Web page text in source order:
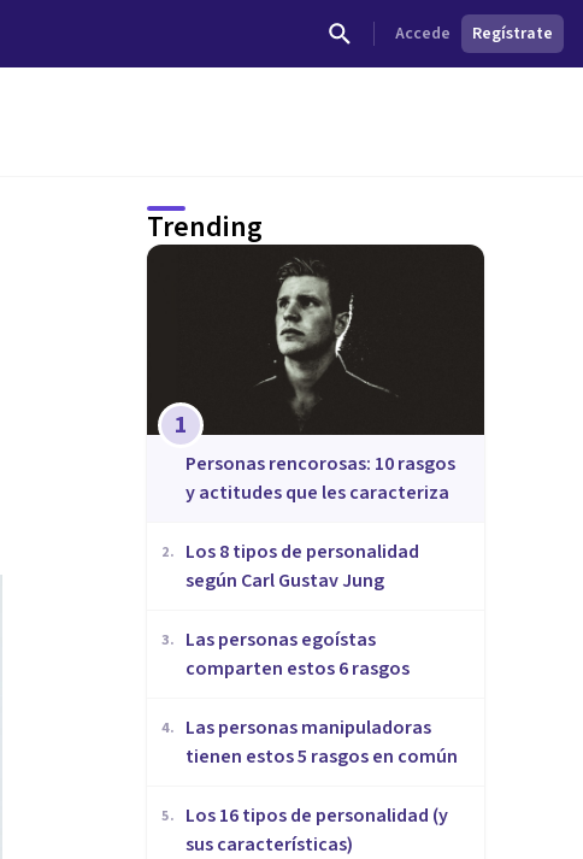
Accede Regístrate
Trending
1
​Personas rencorosas: 10 rasgos
y actitudes que les caracteriza
2.
​Los 8 tipos de personalidad
según Carl Gustav Jung
3.
Las personas egoístas
comparten estos 6 rasgos
4.
Las personas manipuladoras
tienen estos 5 rasgos en común
5.
Los 16 tipos de personalidad (y
sus características)